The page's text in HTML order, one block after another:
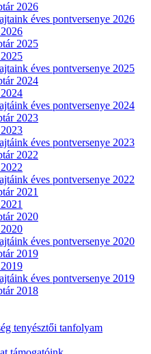
2026
éves pontversenye 2026
2025
éves pontversenye 2025
2024
éves pontversenye 2024
2023
éves pontversenye 2023
2022
éves pontversenye 2022
2021
2020
éves pontversenye 2020
2019
éves pontversenye 2019
2018
tenyésztői tanfolyam